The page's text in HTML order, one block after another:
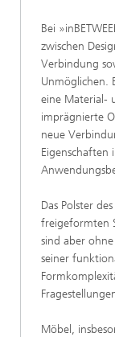
Bei
zwischen
Verbindung
Unmöglichen.
eine Material-
imprägnierte
neue
Das Polster
freigeformten
sind aber
seiner
Möbel,